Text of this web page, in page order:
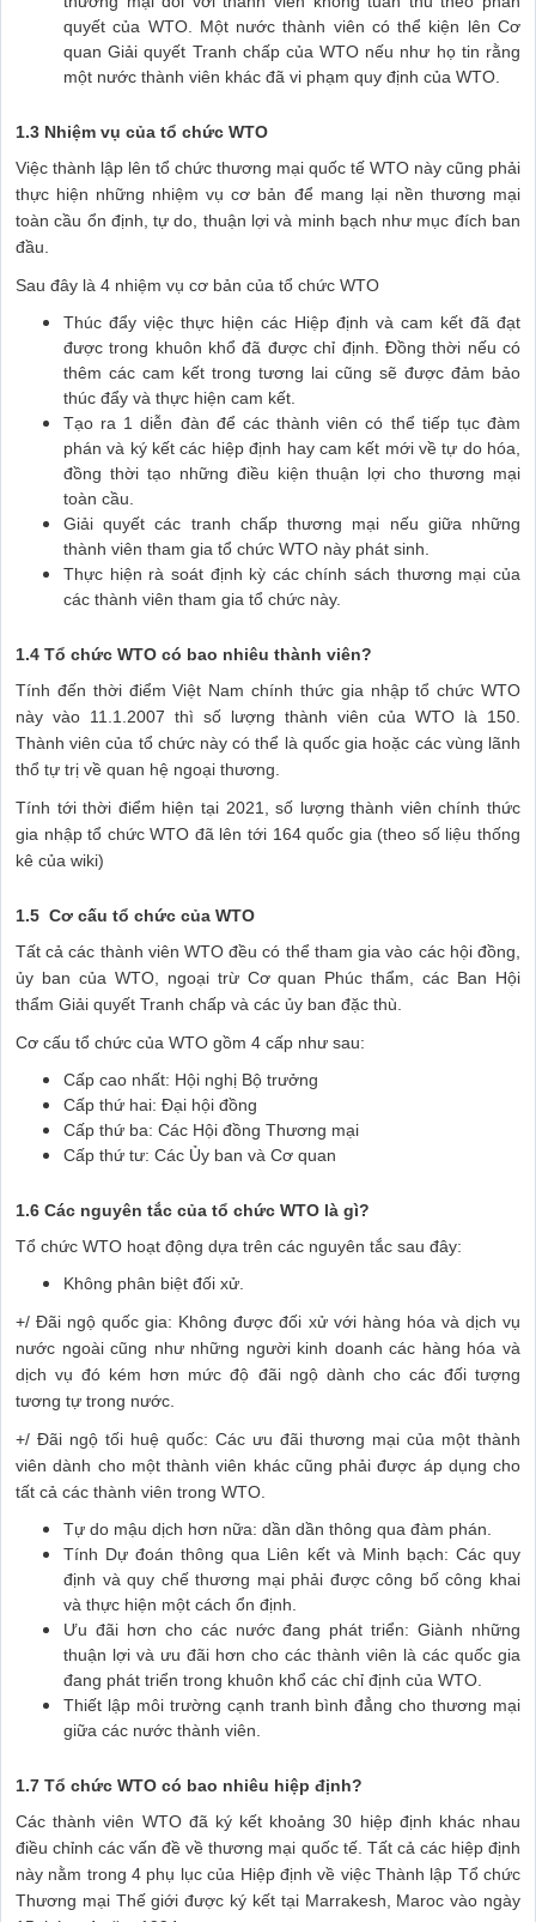
quyết của WTO. Một nước thành viên có thể kiện lên Cơ
quan Giải quyết Tranh chấp của WTO nếu như họ tin rằng
một nước thành viên khác đã vi phạm quy định của WTO.
1.3 Nhiệm vụ của tổ chức WTO
Việc thành lập lên tổ chức thương mại quốc tế WTO này cũng phải
thực hiện những nhiệm vụ cơ bản để mang lại nền thương mại
toàn cầu ổn định, tự do, thuận lợi và minh bạch như mục đích ban
đầu.
Sau đây là 4 nhiệm vụ cơ bản của tổ chức WTO
Thúc đẩy việc thực hiện các Hiệp định và cam kết đã đạt
được trong khuôn khổ đã được chỉ định. Đồng thời nếu có
thêm các cam kết trong tương lai cũng sẽ được đảm bảo
thúc đẩy và thực hiện cam kết.
Tạo ra 1 diễn đàn để các thành viên có thể tiếp tục đàm
phán và ký kết các hiệp định hay cam kết mới về tự do hóa,
đồng thời tạo những điều kiện thuận lợi cho thương mại
toàn cầu.
Giải quyết các tranh chấp thương mại nếu giữa những
thành viên tham gia tổ chức WTO này phát sinh.
Thực hiện rà soát định kỳ các chính sách thương mại của
các thành viên tham gia tổ chức này.
1.4 Tổ chức WTO có bao nhiêu thành viên?
Tính đến thời điểm Việt Nam chính thức gia nhập tổ chức WTO
này vào 11.1.2007 thì số lượng thành viên của WTO là 150.
Thành viên của tổ chức này có thể là quốc gia hoặc các vùng lãnh
thổ tự trị về quan hệ ngoại thương.
Tính tới thời điểm hiện tại 2021, số lượng thành viên chính thức
gia nhập tổ chức WTO đã lên tới 164 quốc gia (theo số liệu thống
kê của wiki)
1.5 Cơ cấu tổ chức của WTO
Tất cả các thành viên WTO đều có thể tham gia vào các hội đồng,
ủy ban của WTO, ngoại trừ Cơ quan Phúc thẩm, các Ban Hội
thẩm Giải quyết Tranh chấp và các ủy ban đặc thù.
Cơ cấu tổ chức của WTO gồm 4 cấp như sau:
Cấp cao nhất: Hội nghị Bộ trưởng
Cấp thứ hai: Đại hội đồng
Cấp thứ ba: Các Hội đồng Thương mại
Cấp thứ tư: Các Ủy ban và Cơ quan
1.6 Các nguyên tắc của tổ chức WTO là gì?
Tổ chức WTO hoạt động dựa trên các nguyên tắc sau đây:
Không phân biệt đối xử.
+/ Đãi ngộ quốc gia: Không được đối xử với hàng hóa và dịch vụ
nước ngoài cũng như những người kinh doanh các hàng hóa và
dịch vụ đó kém hơn mức độ đãi ngộ dành cho các đối tượng
tương tự trong nước.
+/ Đãi ngộ tối huệ quốc: Các ưu đãi thương mại của một thành
viên dành cho một thành viên khác cũng phải được áp dụng cho
tất cả các thành viên trong WTO.
Tự do mậu dịch hơn nữa: dần dần thông qua đàm phán.
Tính Dự đoán thông qua Liên kết và Minh bạch: Các quy
định và quy chế thương mại phải được công bố công khai
và thực hiện một cách ổn định.
Ưu đãi hơn cho các nước đang phát triển: Giành những
thuận lợi và ưu đãi hơn cho các thành viên là các quốc gia
đang phát triển trong khuôn khổ các chỉ định của WTO.
Thiết lập môi trường cạnh tranh bình đẳng cho thương mại
giữa các nước thành viên.
1.7 Tổ chức WTO có bao nhiêu hiệp định?
Các thành viên WTO đã ký kết khoảng 30 hiệp định khác nhau
điều chỉnh các vấn đề về thương mại quốc tế. Tất cả các hiệp định
này nằm trong 4 phụ lục của Hiệp định về việc Thành lập Tổ chức
Thương mại Thế giới được ký kết tại Marrakesh, Maroc vào ngày